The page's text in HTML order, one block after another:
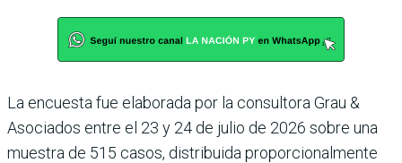
La encuesta fue elaborada por la consultora Grau &
Asociados entre el 23 y 24 de julio de 2026 sobre una
muestra de 515 casos, distribuida proporcionalmente